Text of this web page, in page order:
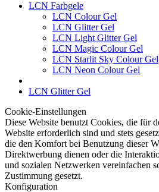
LCN Farbgele
LCN Colour Gel
LCN Glitter Gel
LCN Light Glitter Gel
LCN Magic Colour Gel
LCN Starlit Sky Colour Gel
LCN Neon Colour Gel
LCN Glitter Gel
Cookie-Einstellungen
Diese Website benutzt Cookies, die für
Website erforderlich sind und stets
die den Komfort bei Benutzung dieser
Direktwerbung dienen oder die
und sozialen Netzwerken vereinfachen
Zustimmung gesetzt.
Konfiguration